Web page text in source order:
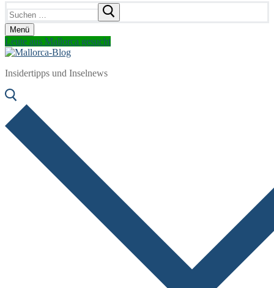
nach:
Menü
Leute aus Mallorca gesucht
Insidertipps und Inselnews